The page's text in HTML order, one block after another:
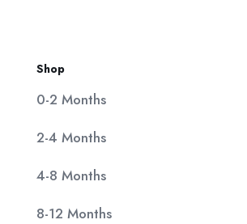
Shop
0-2 Months
2-4 Months
4-8 Months
8-12 Months